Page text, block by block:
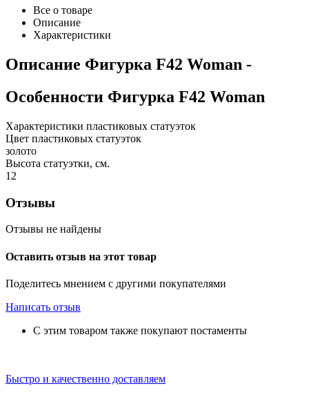
Все о товаре
Описание
Характеристики
Описание Фигурка F42 Woman -
Особенности Фигурка F42 Woman
Характеристики пластиковых статуэток
Цвет пластиковых статуэток
золото
Высота статуэтки, см.
12
Отзывы
Отзывы не найдены
Оставить отзыв на этот товар
Поделитесь мнением с другими покупателями
Написать отзыв
С этим товаром также покупают постаменты
Быстро и качественно доставляем